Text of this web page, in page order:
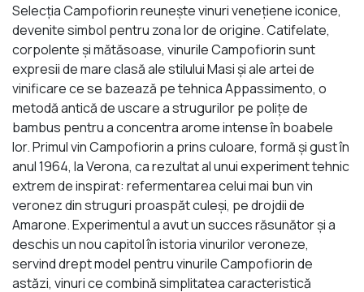
Selecţia Campofiorin reuneşte vinuri veneţiene iconice,
devenite simbol pentru zona lor de origine. Catifelate,
corpolente şi mătăsoase, vinurile Campofiorin sunt
expresii de mare clasă ale stilului Masi şi ale artei de
vinificare ce se bazează pe tehnica Appassimento, o
metodă antică de uscare a strugurilor pe poliţe de
bambus pentru a concentra arome intense în boabele
lor. Primul vin Campofiorin a prins culoare, formă şi gust în
anul 1964, la Verona, ca rezultat al unui experiment tehnic
extrem de inspirat: refermentarea celui mai bun vin
veronez din struguri proaspăt culeşi, pe drojdii de
Amarone. Experimentul a avut un succes răsunător şi a
deschis un nou capitol în istoria vinurilor veroneze,
servind drept model pentru vinurile Campofiorin de
astăzi, vinuri ce combină simplitatea caracteristică